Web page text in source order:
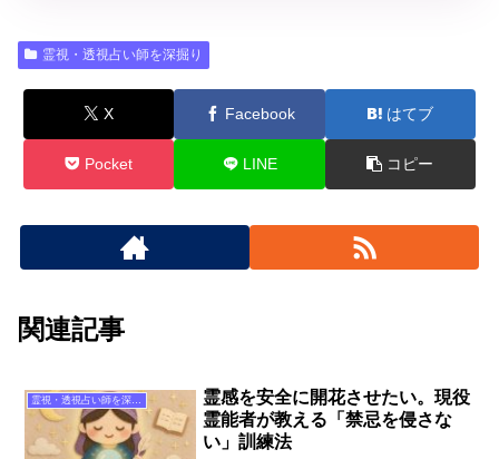
霊視・透視占い師を深掘り
X Facebook はてブ
Pocket LINE コピー
関連記事
霊視・透視占い師を深掘り
霊感を安全に開花させたい。現役
霊能者が教える「禁忌を侵さな
い」訓練法